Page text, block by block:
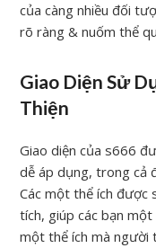
của càng nhiều đối
rõ ràng & nuốm thể
Giao Diện Sử
Thiện
Giao diện của s666
dễ áp dụng, trong cả
Các một thể ích được
tích, giúp các bạn
một thể ích mà người